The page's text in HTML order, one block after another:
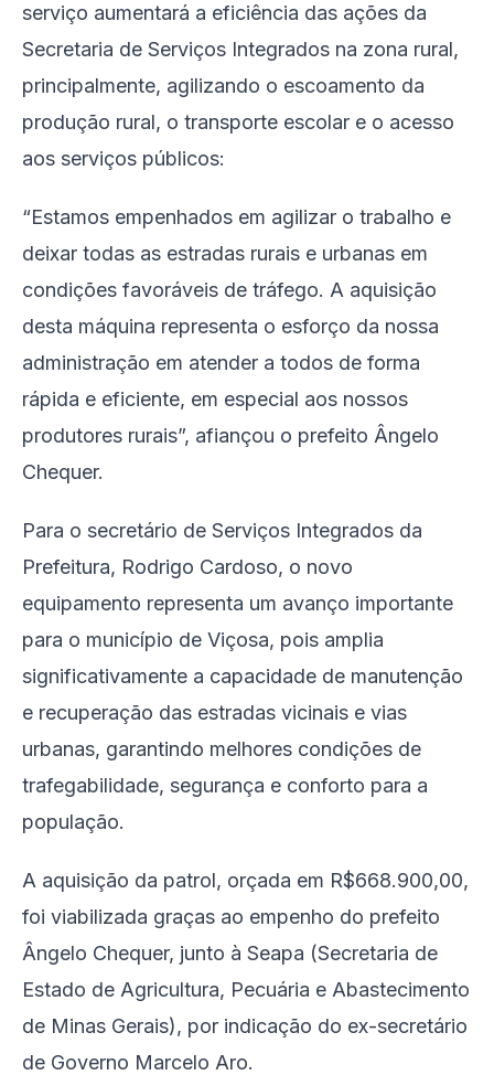
serviço aumentará a eficiência das ações da
Secretaria de Serviços Integrados na zona rural,
principalmente, agilizando o escoamento da
produção rural, o transporte escolar e o acesso
aos serviços públicos:
“Estamos empenhados em agilizar o trabalho e
deixar todas as estradas rurais e urbanas em
condições favoráveis de tráfego. A aquisição
desta máquina representa o esforço da nossa
administração em atender a todos de forma
rápida e eficiente, em especial aos nossos
produtores rurais”, afiançou o prefeito Ângelo
Chequer.
Para o secretário de Serviços Integrados da
Prefeitura, Rodrigo Cardoso, o novo
equipamento representa um avanço importante
para o município de Viçosa, pois amplia
significativamente a capacidade de manutenção
e recuperação das estradas vicinais e vias
urbanas, garantindo melhores condições de
trafegabilidade, segurança e conforto para a
população.
A aquisição da patrol, orçada em R$668.900,00,
foi viabilizada graças ao empenho do prefeito
Ângelo Chequer, junto à Seapa (Secretaria de
Estado de Agricultura, Pecuária e Abastecimento
de Minas Gerais), por indicação do ex-secretário
de Governo Marcelo Aro.